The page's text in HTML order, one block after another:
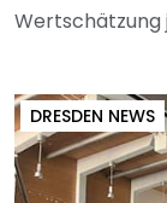
Wertschätzung
DRESDEN NEWS